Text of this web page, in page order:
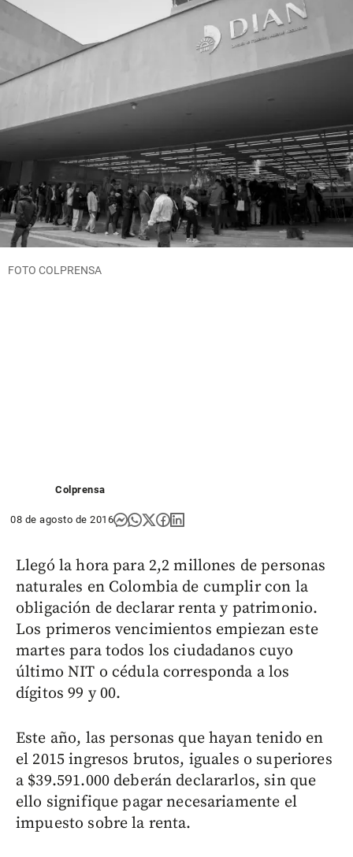
FOTO COLPRENSA
Colprensa
08 de agosto de 2016
Llegó la hora para 2,2 millones de personas
naturales en Colombia de cumplir con la
obligación de declarar renta y patrimonio.
Los primeros vencimientos empiezan este
martes para todos los ciudadanos cuyo
último NIT o cédula corresponda a los
dígitos 99 y 00.
Este año, las personas que hayan tenido en
el 2015 ingresos brutos, iguales o superiores
a $39.591.000 deberán declararlos, sin que
ello signifique pagar necesariamente el
impuesto sobre la renta.